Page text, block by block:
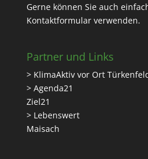
Gerne können Sie auch
Kontaktformularverwenden.
Partner und Links
> KlimaAktiv vor Ort
> Agenda21
Ziel21
> Lebenswert
Maisach